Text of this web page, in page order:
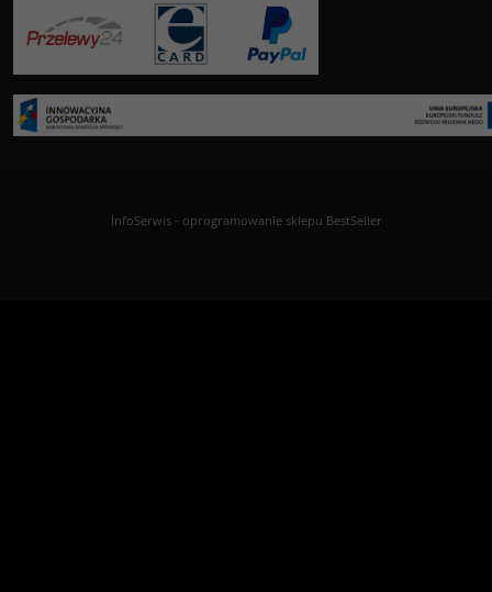
InfoSerwis- oprogramowanie sklepu BestSeller